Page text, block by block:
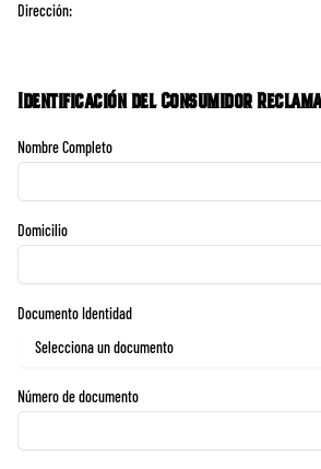
Dirección:
Identificación del Consumidor
Nombre Completo
Domicilio
Documento Identidad
Selecciona un documento
Número de documento